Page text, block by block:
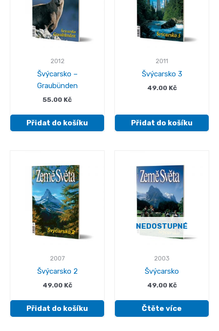
2012
Švýcarsko –
Graubünden
55.00 Kč
Přidat do košíku
2011
Švýcarsko 3
49.00 Kč
Přidat do košíku
2007
Švýcarsko 2
49.00 Kč
Přidat do košíku
NEDOSTUPNÉ
2003
Švýcarsko
49.00 Kč
Čtěte více